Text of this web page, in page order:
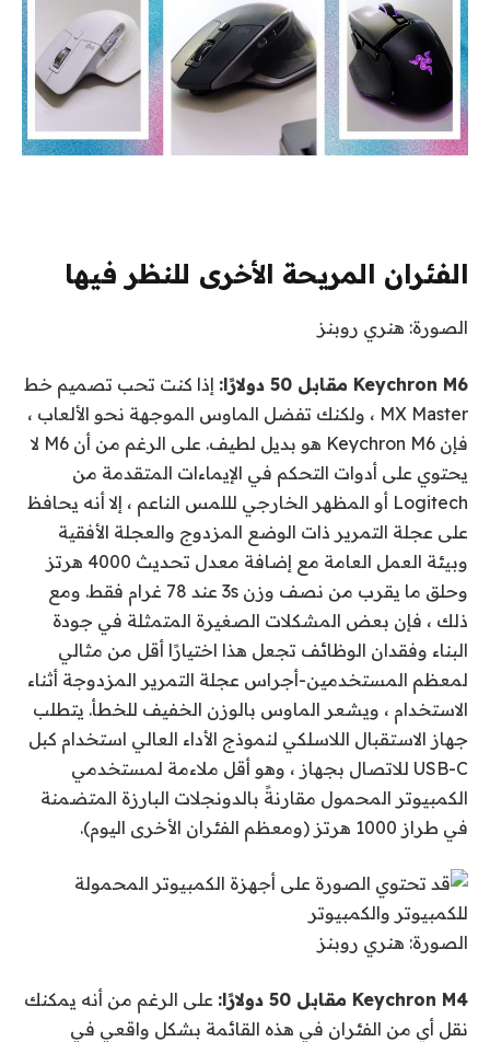
الفئران المريحة الأخرى للنظر فيها
الصورة: هنري روبنز
Keychron M6 مقابل 50 دولارًا:
إذا كنت تحب تصميم خط
MX Master ، ولكنك تفضل الماوس الموجهة نحو الألعاب ،
فإن Keychron M6 هو بديل لطيف. على الرغم من أن M6 لا
يحتوي على أدوات التحكم في الإيماءات المتقدمة من
Logitech أو المظهر الخارجي لللمس الناعم ، إلا أنه يحافظ
على عجلة التمرير ذات الوضع المزدوج والعجلة الأفقية
وبيئة العمل العامة مع إضافة معدل تحديث 4000 هرتز
وحلق ما يقرب من نصف وزن 3s عند 78 غرام فقط. ومع
ذلك ، فإن بعض المشكلات الصغيرة المتمثلة في جودة
البناء وفقدان الوظائف تجعل هذا اختيارًا أقل من مثالي
لمعظم المستخدمين-أجراس عجلة التمرير المزدوجة أثناء
الاستخدام ، ويشعر الماوس بالوزن الخفيف للخطأ. يتطلب
جهاز الاستقبال اللاسلكي لنموذج الأداء العالي استخدام كبل
USB-C للاتصال بجهاز ، وهو أقل ملاءمة لمستخدمي
الكمبيوتر المحمول مقارنةً بالدونجلات البارزة المتضمنة
في طراز 1000 هرتز (ومعظم الفئران الأخرى اليوم).
الصورة: هنري روبنز
Keychron M4 مقابل 50 دولارًا:
على الرغم من أنه يمكنك
نقل أي من الفئران في هذه القائمة بشكل واقعي في